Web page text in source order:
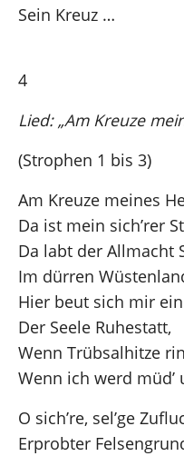
Sein Kreuz …
4
Lied: „Am Kreuze
(Strophen 1 bis 3)
Am Kreuze meines
Da ist mein sich’rer
Da labt der Allmacht
Im dürren
Hier beut sich mir
Der Seele Ruhestatt,
Wenn Trübsalhitze
Wenn ich werd müd’
O sich’re, sel’ge
Erprobter